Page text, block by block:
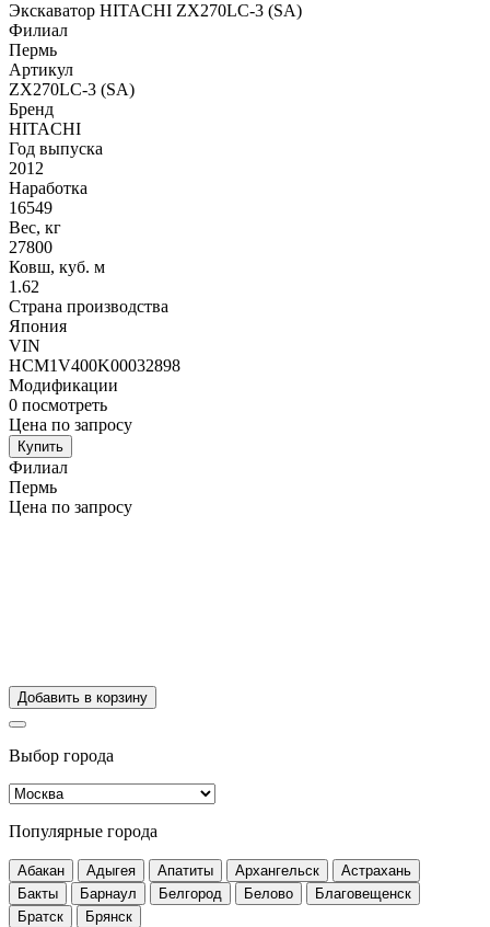
Экскаватор HITACHI ZX270LC-3 (SA)
Филиал
Пермь
Артикул
ZX270LC-3 (SA)
Бренд
HITACHI
Год выпуска
2012
Наработка
16549
Вес, кг
27800
Ковш, куб. м
1.62
Страна производства
Япония
VIN
HCM1V400K00032898
Модификации
0 посмотреть
Цена по запросу
Купить
Филиал
Пермь
Цена по запросу
Добавить в корзину
Выбор города
Популярные города
Абакан Адыгея Апатиты Архангельск
Астрахань
Бакты
Барнаул Белгород Белово
Благовещенск
Братск
Брянск